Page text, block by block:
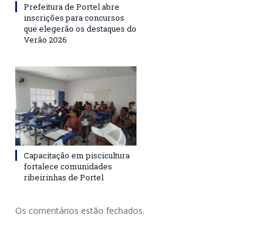
Prefeitura de Portel abre
inscrições para concursos
que elegerão os destaques do
Verão 2026
Capacitação em piscicultura
fortalece comunidades
ribeirinhas de Portel
Os comentários estão fechados.